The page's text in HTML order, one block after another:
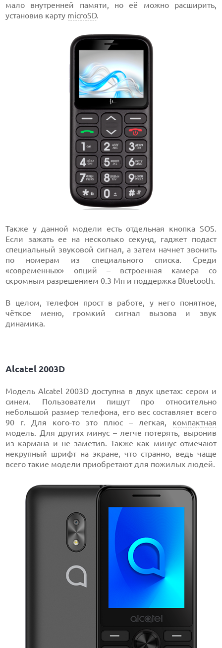
мало внутренней памяти, но её можно расширить,
установив карту microSD.
Также у данной модели есть отдельная кнопка SOS.
Если зажать ее на несколько секунд, гаджет подаст
специальный звуковой сигнал, а затем начнет звонить
по номерам из специального списка. Среди
«современных» опций – встроенная камера со
скромным разрешением 0.3 Мп и поддержка Bluetooth.
В целом, телефон прост в работе, у него понятное,
чёткое меню, громкий сигнал вызова и звук
динамика.
Alcatel 2003D
Модель Alcatel 2003D доступна в двух цветах: сером и
синем. Пользователи пишут про относительно
небольшой размер телефона, его вес составляет всего
90 г. Для кого-то это плюс – легкая, компактная
модель. Для других минус – легче потерять, выронив
из кармана и не заметив. Также как минус отмечают
некрупный шрифт на экране, что странно, ведь чаще
всего такие модели приобретают для пожилых людей.